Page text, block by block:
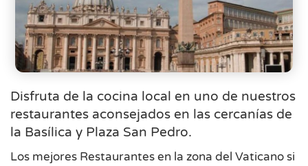
Disfruta de la cocina local en uno de nuestros
restaurantes aconsejados en las cercanías de
la Basílica y Plaza San Pedro.
Los mejores Restaurantes en la zona del Vaticano si